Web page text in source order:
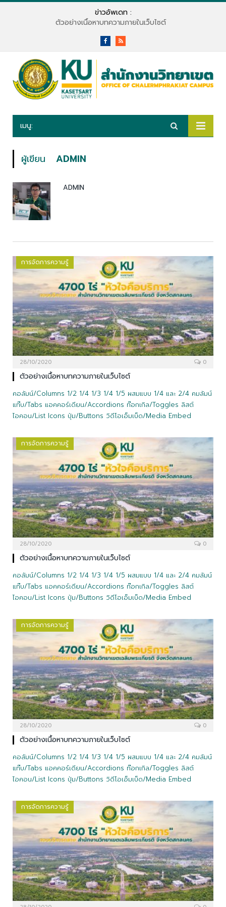
ข่าวอัพเดท :
ตัวอย่างเนื้อหาบทความภายในเว็บไซต์
FacebookRSS
เมนู:
ผู้เขียน ADMIN
ADMIN
การจัดการความรู้
28/10/2020 0
ตัวอย่างเนื้อหาบทความภายในเว็บไซต์
คอลัมน์/Columns 1/2 1/4 1/3 1/4 1/5 ผสมแบบ 1/4 และ 2/4 คมลัมน์
แท๊บ/Tabs แอคคอร์เดียน/Accordions ท๊อกเกิล/Toggles ลิสต์
ไอคอน/List Icons ปุ่ม/Buttons วิดีโอเอ็มเบ็ด/Media Embed
การจัดการความรู้
28/10/2020 0
ตัวอย่างเนื้อหาบทความภายในเว็บไซต์
คอลัมน์/Columns 1/2 1/4 1/3 1/4 1/5 ผสมแบบ 1/4 และ 2/4 คมลัมน์
แท๊บ/Tabs แอคคอร์เดียน/Accordions ท๊อกเกิล/Toggles ลิสต์
ไอคอน/List Icons ปุ่ม/Buttons วิดีโอเอ็มเบ็ด/Media Embed
การจัดการความรู้
28/10/2020 0
ตัวอย่างเนื้อหาบทความภายในเว็บไซต์
คอลัมน์/Columns 1/2 1/4 1/3 1/4 1/5 ผสมแบบ 1/4 และ 2/4 คมลัมน์
แท๊บ/Tabs แอคคอร์เดียน/Accordions ท๊อกเกิล/Toggles ลิสต์
ไอคอน/List Icons ปุ่ม/Buttons วิดีโอเอ็มเบ็ด/Media Embed
การจัดการความรู้